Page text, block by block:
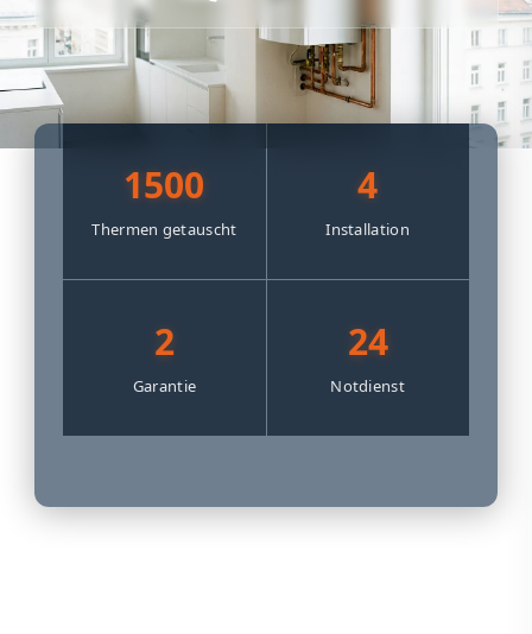
1500
Thermen getauscht
4
Installation
2
Garantie
24
Notdienst